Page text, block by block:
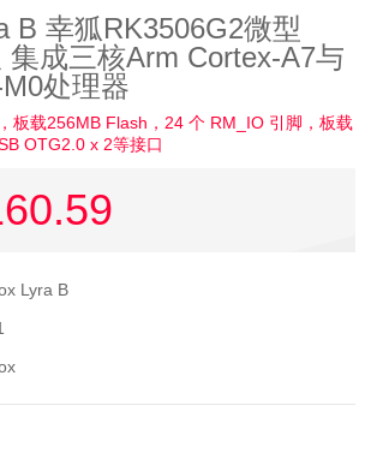
B 幸狐RK3506G2微型
集成三核Arm Cortex-A7与
处理器
板载256MB Flash，24 个 RM_IO 引脚，板载
OTG2.0 x 2等接口
.59
Lyra B